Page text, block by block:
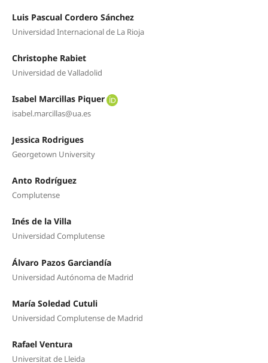
Luis Pascual Cordero Sánchez
Universidad Internacional de La Rioja
Christophe Rabiet
Universidad de Valladolid
Isabel Marcillas Piquer
isabel.marcillas@ua.es
Jessica Rodrigues
Georgetown University
Anto Rodríguez
Complutense
Inés de la Villa
Universidad Complutense
Álvaro Pazos Garciandía
Universidad Autónoma de Madrid
María Soledad Cutuli
Universidad Complutense de Madrid
Rafael Ventura
Universitat de Lleida